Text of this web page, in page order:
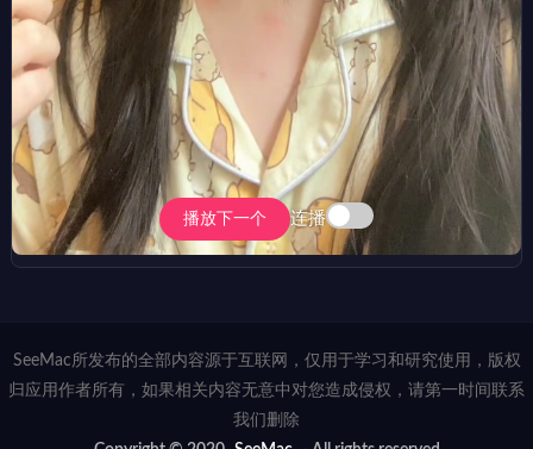
播放下一个 连播
SeeMac所发布的全部内容源于互联网，仅用于学习和研究使用，版权
归应用作者所有，如果相关内容无意中对您造成侵权，请第一时间联系
我们删除